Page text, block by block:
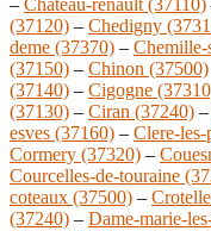
– Chateau-renault (37110)
(37120) – Chedigny
deme (37370) –
(37150) – Chinon (37500)
(37140) – Cigogne
(37130) – Ciran (37240) –
esves (37160) – Clere-
Cormery (37320) –
Courcelles-de-touraine
coteaux (37500) –
(37240) – Dame-marie-